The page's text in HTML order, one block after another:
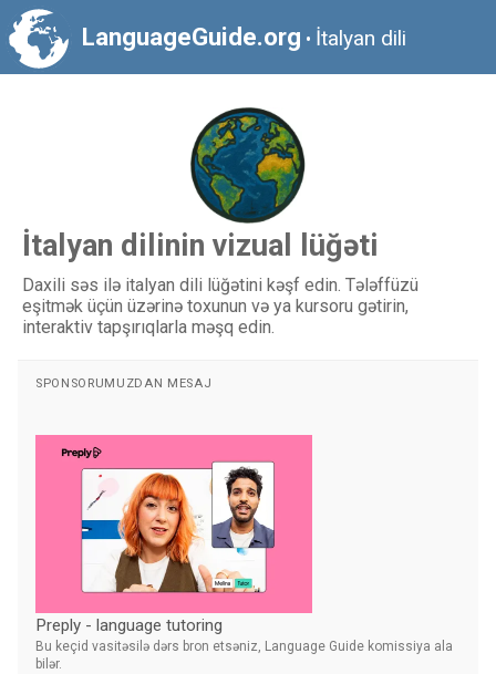
LanguageGuide.org • İtalyan dili
İtalyan dilinin vizual lüğəti
Daxili səs ilə italyan dili lüğətini kəşf edin. Tələffüzü
eşitmək üçün üzərinə toxunun və ya kursoru gətirin,
interaktiv tapşırıqlarla məşq edin.
SPONSORUMUZDAN MESAJ
Preply - language tutoring
Bu keçid vasitəsilə dərs bron etsəniz, Language Guide komissiya ala
bilər.